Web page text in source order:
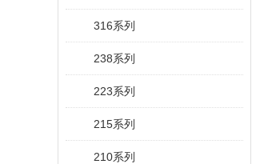
316系列
238系列
223系列
215系列
210系列